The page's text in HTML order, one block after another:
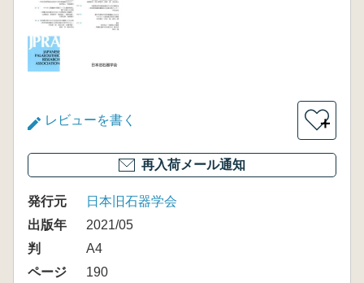
レビューを書く ＋
再入荷メール通知
発行元
日本旧石器学会
出版年
2021/05
判
A4
ページ
190